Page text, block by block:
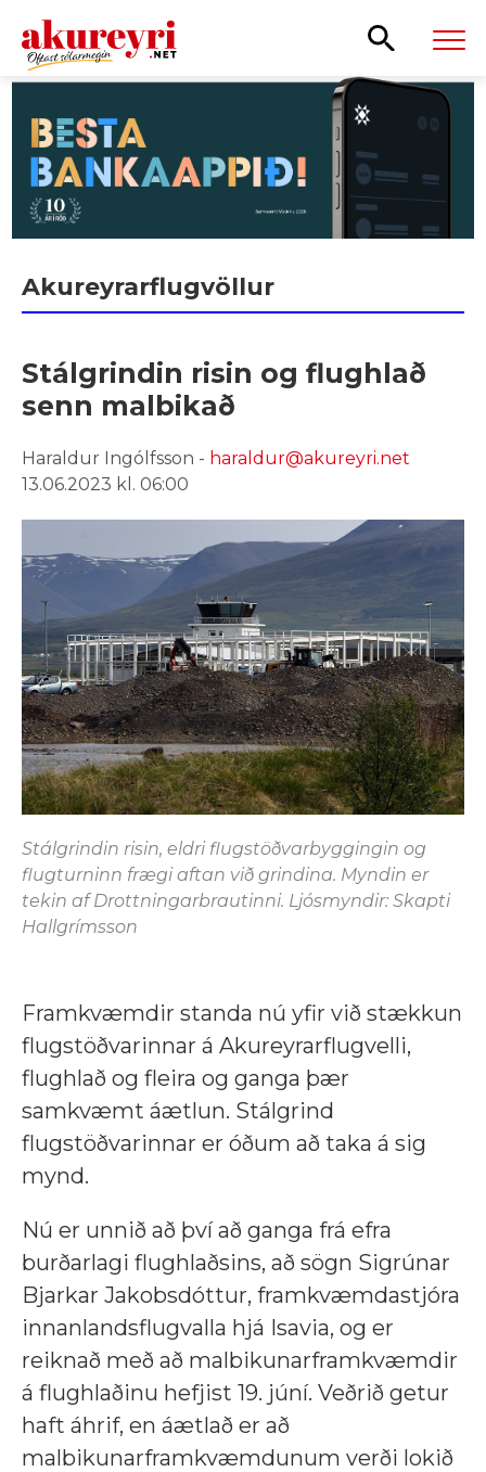
Akureyrarflugvöllur
Stálgrindin risin og flughlað
senn malbikað
Haraldur Ingólfsson - haraldur@akureyri.net
13.06.2023 kl. 06:00
Stálgrindin risin, eldri flugstöðvarbyggingin og
flugturninn frægi aftan við grindina. Myndin er
tekin af Drottningarbrautinni. Ljósmyndir: Skapti
Hallgrímsson
Framkvæmdir standa nú yfir við stækkun
flugstöðvarinnar á Akureyrarflugvelli,
flughlað og fleira og ganga þær
samkvæmt áætlun. Stálgrind
flugstöðvarinnar er óðum að taka á sig
mynd.
Nú er unnið að því að ganga frá efra
burðarlagi flughlaðsins, að sögn Sigrúnar
Bjarkar Jakobsdóttur, framkvæmdastjóra
innanlandsflugvalla hjá Isavia, og er
reiknað með að malbikunarframkvæmdir
á flughlaðinu hefjist 19. júní. Veðrið getur
haft áhrif, en áætlað er að
malbikunarframkvæmdunum verði lokið